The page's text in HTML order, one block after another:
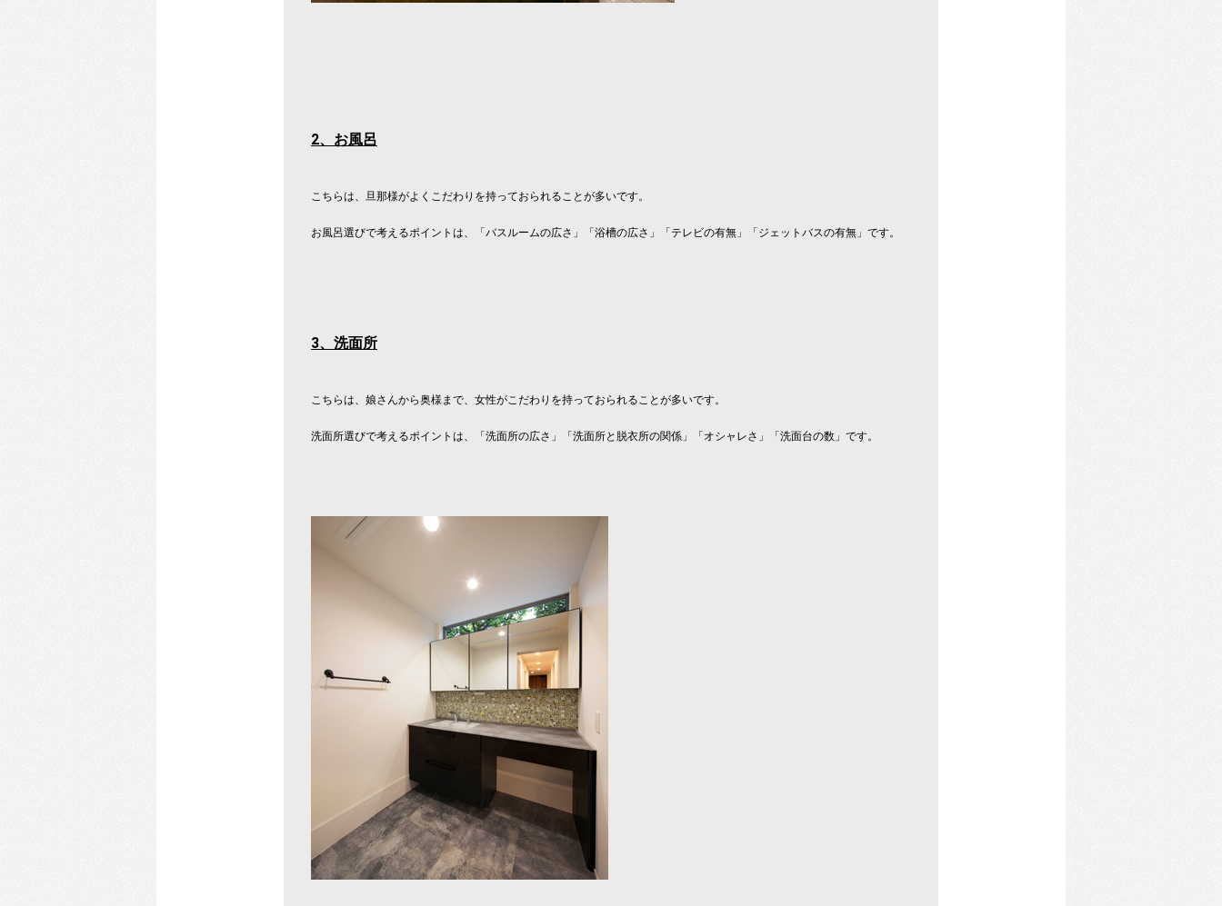
2、お風呂
こちらは、旦那様がよくこだわりを持っておられることが多いです。
お風呂選びで考えるポイントは、「バスルームの広さ」「浴槽の広さ」「テレビの有無」「ジェットバスの有無」です。
3、洗面所
こちらは、娘さんから奥様まで、女性がこだわりを持っておられることが多いです。
洗面所選びで考えるポイントは、「洗面所の広さ」「洗面所と脱衣所の関係」「オシャレさ」「洗面台の数」です。